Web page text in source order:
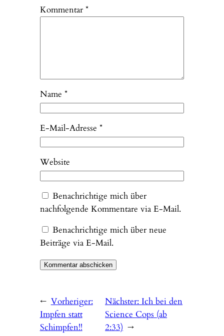
Kommentar *
Name *
E-Mail-Adresse *
Website
Benachrichtige mich über
nachfolgende Kommentare via E-Mail.
Benachrichtige mich über neue
Beiträge via E-Mail.
← Vorheriger:
Impfen statt
Schimpfen!!
Nächster: Ich bei den
Science Cops (ab
2:33) →